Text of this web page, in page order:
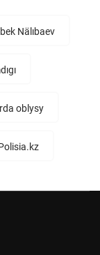
Nälıbaev
oblysy